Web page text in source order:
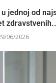
jednoj od
06/2026